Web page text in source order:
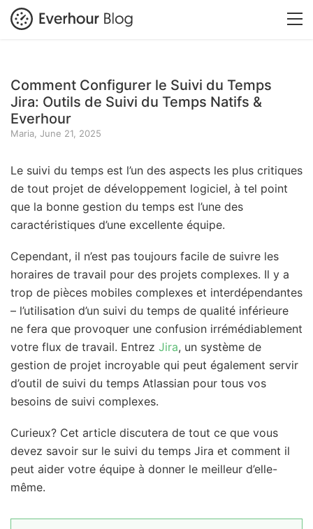
Comment Configurer le Suivi du Temps
Jira: Outils de Suivi du Temps Natifs &
Everhour
Maria, June 21, 2025
Le suivi du temps est l’un des aspects les plus critiques
de tout projet de développement logiciel, à tel point
que la bonne gestion du temps est l’une des
caractéristiques d’une excellente équipe.
Cependant, il n’est pas toujours facile de suivre les
horaires de travail pour des projets complexes. Il y a
trop de pièces mobiles complexes et interdépendantes
– l’utilisation d’un suivi du temps de qualité inférieure
ne fera que provoquer une confusion irrémédiablement
votre flux de travail. Entrez Jira, un système de
gestion de projet incroyable qui peut également servir
d’outil de suivi du temps Atlassian pour tous vos
besoins de suivi complexes.
Curieux? Cet article discutera de tout ce que vous
devez savoir sur le suivi du temps Jira et comment il
peut aider votre équipe à donner le meilleur d’elle-
même.